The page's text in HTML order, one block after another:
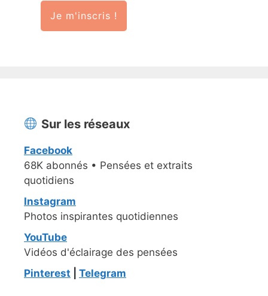
Je m'inscris !
Sur les réseaux
Facebook
68K abonnés • Pensées et extraits
quotidiens
Instagram
Photos inspirantes quotidiennes
YouTube
Vidéos d'éclairage des pensées
Pinterest
Telegram